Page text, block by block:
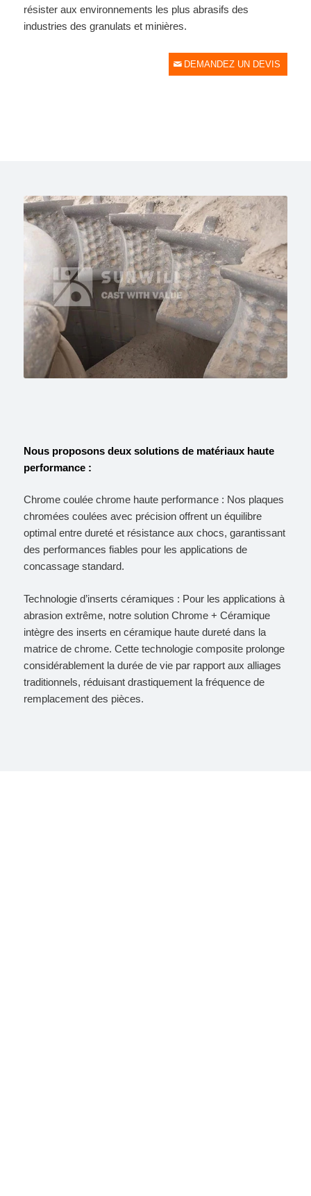
résister aux environnements les plus abrasifs des
industries des granulats et minières.
DEMANDEZ UN DEVIS
Nous proposons deux solutions de matériaux haute
performance :
Chrome coulée chrome haute performance : Nos plaques
chromées coulées avec précision offrent un équilibre
optimal entre dureté et résistance aux chocs, garantissant
des performances fiables pour les applications de
concassage standard.
Technologie d’inserts céramiques : Pour les applications à
abrasion extrême, notre solution Chrome + Céramique
intègre des inserts en céramique haute dureté dans la
matrice de chrome. Cette technologie composite prolonge
considérablement la durée de vie par rapport aux alliages
traditionnels, réduisant drastiquement la fréquence de
remplacement des pièces.